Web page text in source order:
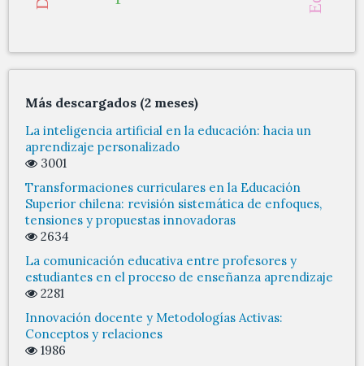
Más descargados (2 meses)
La inteligencia artificial en la educación: hacia un
aprendizaje personalizado
3001
Transformaciones curriculares en la Educación
Superior chilena: revisión sistemática de enfoques,
tensiones y propuestas innovadoras
2634
La comunicación educativa entre profesores y
estudiantes en el proceso de enseñanza aprendizaje
2281
Innovación docente y Metodologías Activas:
Conceptos y relaciones
1986